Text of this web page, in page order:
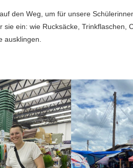
den Weg, um für unsere
ein: wie Rucksäcke,
ausklingen.